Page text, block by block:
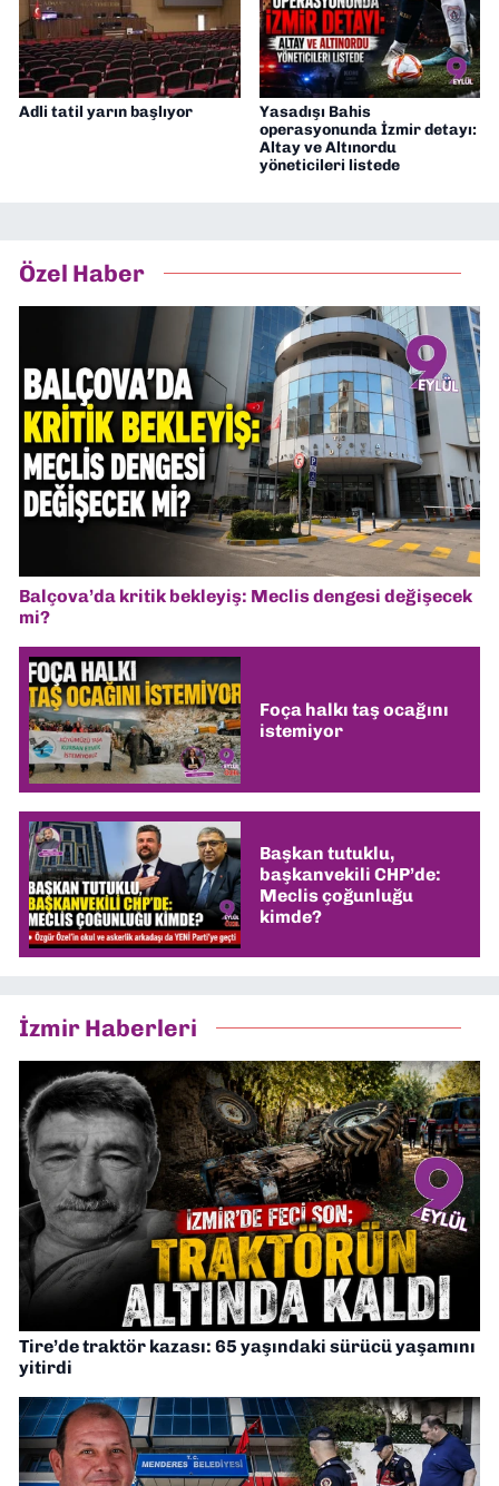
Adli tatil yarın başlıyor
Yasadışı Bahis
operasyonunda İzmir detayı:
Altay ve Altınordu
yöneticileri listede
Özel Haber
Balçova’da kritik bekleyiş: Meclis dengesi değişecek
mi?
Foça halkı taş ocağını
istemiyor
Başkan tutuklu,
başkanvekili CHP’de:
Meclis çoğunluğu
kimde?
İzmir Haberleri
Tire’de traktör kazası: 65 yaşındaki sürücü yaşamını
yitirdi